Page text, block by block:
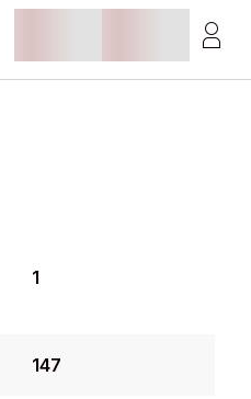
1
147